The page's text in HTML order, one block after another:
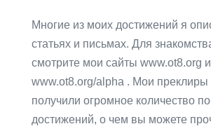
Многие из моих достижений я
статьях и письмах. Для
смотрите мои сайты www.ot8.org и
www.ot8.org/alpha . Мои преклиры
получили огромное количество
достижений, о чем вы можете